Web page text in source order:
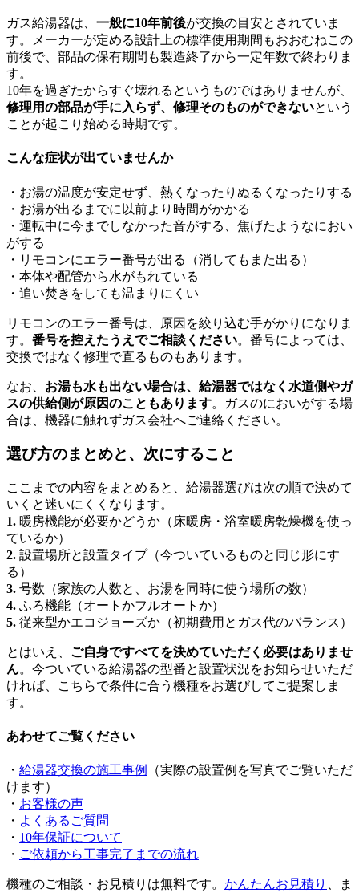
ガス給湯器は、 一般に10年前後が交換の目安とされていま
す。メーカーが定める設計上の標準使用期間もおおむねこの
前後で、部品の保有期間も製造終了から一定年数で終わりま
す。
10年を過ぎたからすぐ壊れるというものではありませんが、
修理用の部品が手に入らず、修理そのものができないという
ことが起こり始める時期です。
こんな症状が出ていませんか
・お湯の温度が安定せず、熱くなったりぬるくなったりする
・お湯が出るまでに以前より時間がかかる
・運転中に今までしなかった音がする、焦げたようなにおい
がする
・リモコンにエラー番号が出る（消してもまた出る）
・本体や配管から水がもれている
・追い焚きをしても温まりにくい
リモコンのエラー番号は、原因を絞り込む手がかりになりま
す。 番号を控えたうえでご相談ください。番号によっては、
交換ではなく修理で直るものもあります。
なお、 お湯も水も出ない場合は、給湯器ではなく水道側やガ
スの供給側が原因のこともあります。ガスのにおいがする場
合は、機器に触れずガス会社へご連絡ください。
選び方のまとめと、次にすること
ここまでの内容をまとめると、給湯器選びは次の順で決めて
いくと迷いにくくなります。
1. 暖房機能が必要かどうか（床暖房・浴室暖房乾燥機を使っ
ているか）
2. 設置場所と設置タイプ（今ついているものと同じ形にす
る）
3. 号数（家族の人数と、お湯を同時に使う場所の数）
4. ふろ機能（オートかフルオートか）
5. 従来型かエコジョーズか（初期費用とガス代のバランス）
とはいえ、 ご自身ですべてを決めていただく必要はありませ
ん。今ついている給湯器の型番と設置状況をお知らせいただ
ければ、こちらで条件に合う機種をお選びしてご提案しま
す。
あわせてご覧ください
・ 給湯器交換の施工事例
（実際の設置例を写真でご覧いただ
けます）
・ お客様の声
・ よくあるご質問
・ 10年保証について
・ ご依頼から工事完了までの流れ
機種のご相談・お見積りは無料です。 かんたんお見積り 、ま